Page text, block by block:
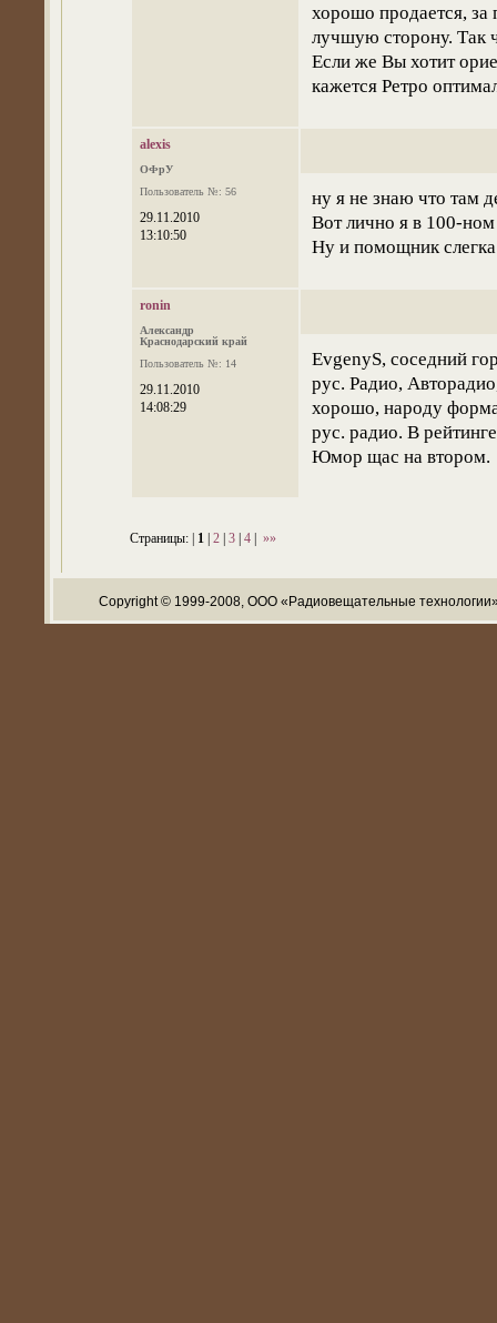
хорошо продается,
лучшую сторону. Так
Если же Вы хотит
кажется Ретро
alexis
ОФрУ
Пользователь №: 56
29.11.2010
13:10:50
ну я не знаю что там
Вот лично я в 100-ном
Ну и помощник
ronin
Александр
Краснодарский край
Пользователь №: 14
29.11.2010
14:08:29
EvgenyS, соседний
рус. Радио,
хорошо, народу
рус. радио. В
Юмор щас на втором.
Страницы: | 1 2 3 4 »»
Copyright © 1999-2008, ООО «Радиовещательные